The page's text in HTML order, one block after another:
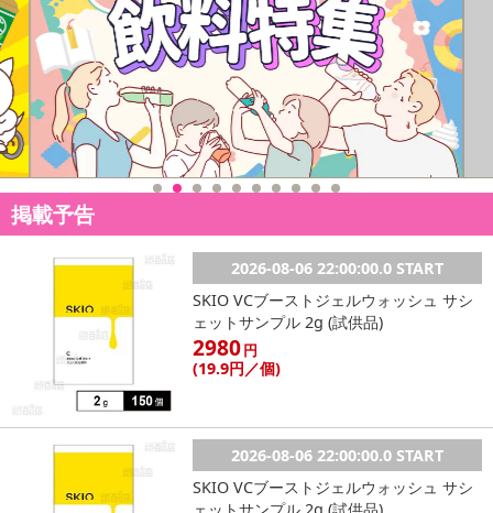
掲載予告
2026-08-06 22:00:00.0 START
SKIO VCブーストジェルウォッシュ サシ
ェットサンプル 2g (試供品)
2980円
(19.9円 ／個)
2026-08-06 22:00:00.0 START
SKIO VCブーストジェルウォッシュ サシ